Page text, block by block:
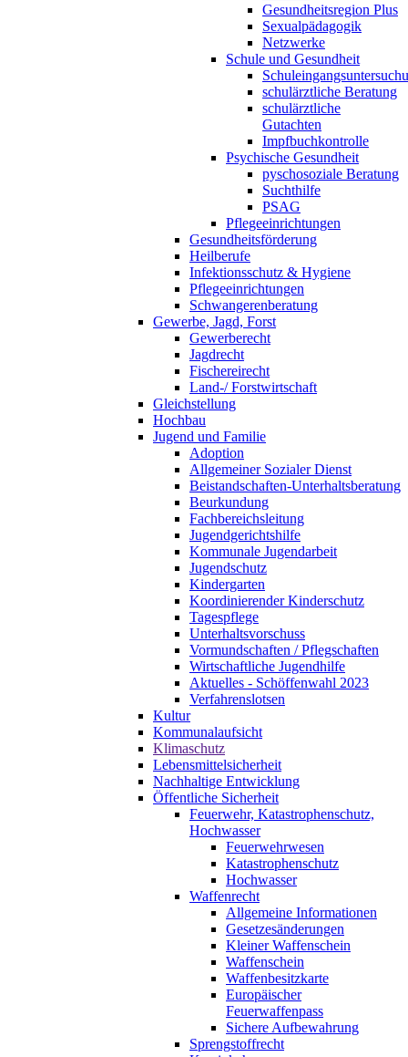
Gesundheitsregion Plus
Sexualpädagogik
Netzwerke
Schule und Gesundheit
schulärztliche Beratung
schulärztliche
Gutachten
Impfbuchkontrolle
Psychische Gesundheit
pyschosoziale Beratung
Suchthilfe
PSAG
Pflegeeinrichtungen
Gesundheitsförderung
Heilberufe
Infektionsschutz & Hygiene
Pflegeeinrichtungen
Schwangerenberatung
Gewerbe, Jagd, Forst
Gewerberecht
Jagdrecht
Fischereirecht
Land-/ Forstwirtschaft
Gleichstellung
Hochbau
Jugend und Familie
Adoption
Allgemeiner Sozialer Dienst
Beistandschaften-Unterhaltsberatung
Beurkundung
Fachbereichsleitung
Jugendgerichtshilfe
Kommunale Jugendarbeit
Jugendschutz
Kindergarten
Koordinierender Kinderschutz
Tagespflege
Unterhaltsvorschuss
Vormundschaften / Pflegschaften
Wirtschaftliche Jugendhilfe
Aktuelles - Schöffenwahl 2023
Verfahrenslotsen
Kultur
Kommunalaufsicht
Klimaschutz
Lebensmittelsicherheit
Nachhaltige Entwicklung
Öffentliche Sicherheit
Feuerwehr, Katastrophenschutz,
Hochwasser
Feuerwehrwesen
Katastrophenschutz
Hochwasser
Waffenrecht
Allgemeine Informationen
Gesetzesänderungen
Kleiner Waffenschein
Waffenschein
Waffenbesitzkarte
Europäischer
Feuerwaffenpass
Sichere Aufbewahrung
Sprengstoffrecht